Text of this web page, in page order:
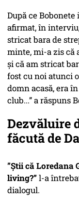
După ce
afirmat, în
stricat bara de
minte, mi-a zis că
și că am stricat
fost cu noi atunci
domn acasă, era
club...” a răspuns
Dezvăluire
făcută de
”Știi că Loredana
living?”l-a
dialogul.